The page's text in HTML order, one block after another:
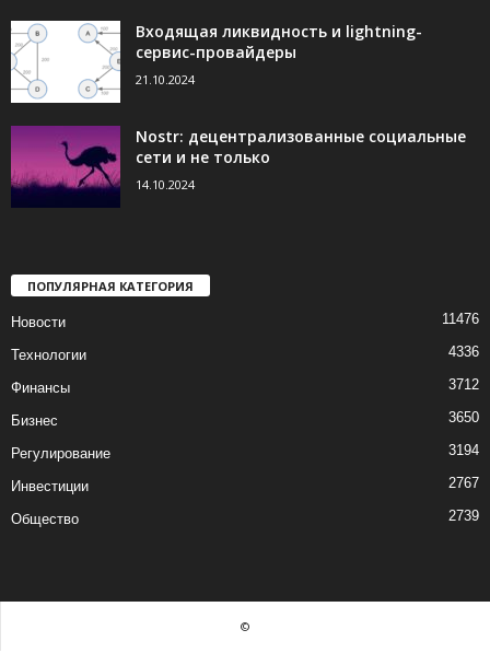
Входящая ликвидность и lightning-
сервис-провайдеры
21.10.2024
Nostr: децентрализованные социальные
сети и не только
14.10.2024
ПОПУЛЯРНАЯ КАТЕГОРИЯ
Новости 11476
Технологии 4336
Финансы 3712
Бизнес 3650
Регулирование 3194
Инвестиции 2767
Общество 2739
©